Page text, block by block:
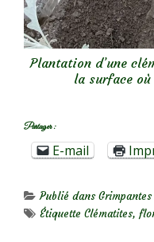
Plantation d’une
la surface où
Partager :
E-mail
Publié dansGrimpantes
Étiquette Clématites,